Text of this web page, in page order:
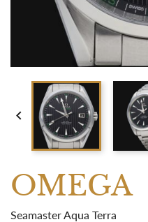

OMEGA
Seamaster Aqua Terra